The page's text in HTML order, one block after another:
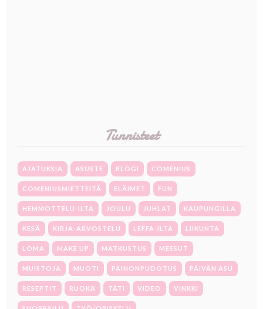
Tunnisteet
AJATUKSIA ASUSTE BLOGI COMENIUS
COMENIUSMIETTEITÄ ELÄIMET FUN
HEMMOTTELU-ILTA JOULU JUHLAT KAUPUNGILLA
KESÄ KIRJA-ARVOSTELU LEFFA-ILTA LIIKUNTA
LOMA MAKE UP MATKUSTUS MESSUT
MUISTOJA MUOTI PAINONPUDOTUS PÄIVÄN ASU
RESEPTIT RUOKA TÄTI VIDEO VINKKI